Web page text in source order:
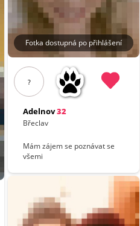
Fotka dostupná po přihlášení
?
Adelnov32
Břeclav
Mám zájem se poznávat se
všemi